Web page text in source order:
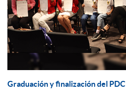
Graduación y finalización del PDC